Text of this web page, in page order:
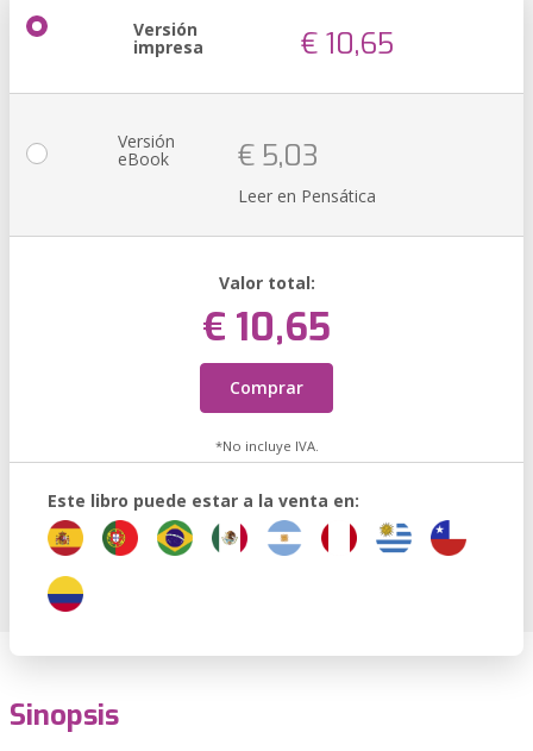
Versión
impresa € 10,65
Versión
eBook € 5,03
Leer en Pensática
Valor total:
€ 10,65
Comprar
*No incluye IVA.
Este libro puede estar a la venta en:
Sinopsis